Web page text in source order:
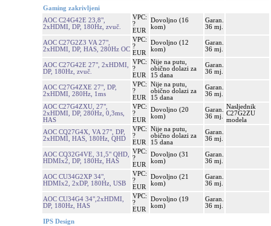
Gaming zakrivljeni
AOC C24G42E 23,8",
2xHDMI, DP, 180Hz, zvuč.
VPC:
?
EUR
Dovoljno (16
kom)
Garan.
36 mj.
AOC C27G2Z3 VA 27",
2xHDMI, DP, HAS, 280Hz OC
VPC:
?
EUR
Dovoljno (12
kom)
Garan.
36 mj.
AOC C27G42E 27", 2xHDMI,
DP, 180Hz, zvuč.
VPC:
?
EUR
Nije na putu,
obično dolazi za
15 dana
Garan.
36 mj.
AOC C27G4ZXE 27", DP,
2xHDMI, 280Hz, 1ms
VPC:
?
EUR
Nije na putu,
obično dolazi za
15 dana
Garan.
36 mj.
AOC C27G4ZXU, 27",
2xHDMI, DP, 280Hz, 0,3ms,
HAS
VPC:
?
EUR
Dovoljno (20
kom)
Garan.
36 mj.
Nasljednik
C27G2ZU
modela
AOC CQ27G4X, VA 27", DP,
2xHDMI, HAS, 180Hz, QHD
VPC:
?
EUR
Nije na putu,
obično dolazi za
15 dana
Garan.
36 mj.
AOC CQ32G4VE, 31,5" QHD,
HDMIx2, DP, 180Hz, HAS
VPC:
?
EUR
Dovoljno (31
kom)
Garan.
36 mj.
AOC CU34G2XP 34",
HDMIx2, 2xDP, 180Hz, USB
VPC:
?
EUR
Dovoljno (21
kom)
Garan.
36 mj.
AOC CU34G4 34",2xHDMI,
DP, 180Hz, HAS
VPC:
?
EUR
Dovoljno (19
kom)
Garan.
36 mj.
IPS Design